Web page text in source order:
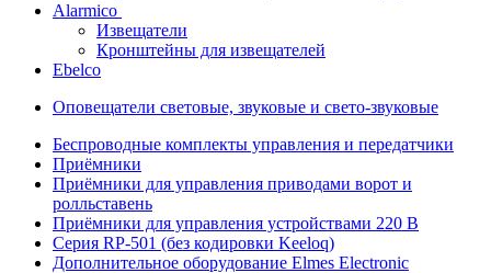
Alarmico
Извещатели
Кронштейны для извещателей
Ebelco
Оповещатели световые, звуковые и свето-звуковые
Беспроводные комплекты управления и передатчики
Приёмники
Приёмники для управления приводами ворот и
ролльставень
Приёмники для управления устройствами 220 В
Серия RP-501 (без кодировки Keeloq)
Дополнительное оборудование Elmes Electronic